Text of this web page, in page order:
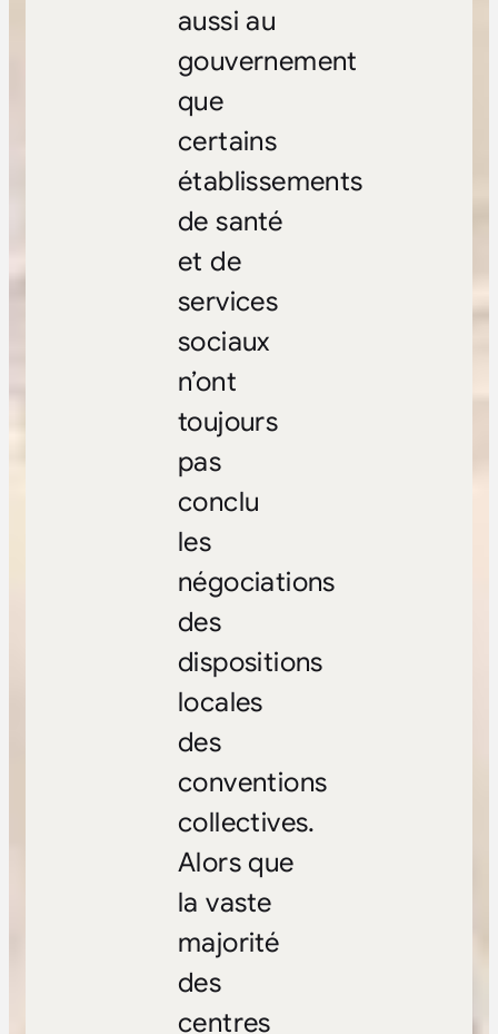
aussi au
gouvernement
que
certains
établissements
de santé
et de
services
sociaux
n’ont
toujours
pas
conclu
les
négociations
des
dispositions
locales
des
conventions
collectives.
Alors que
la vaste
majorité
des
centres